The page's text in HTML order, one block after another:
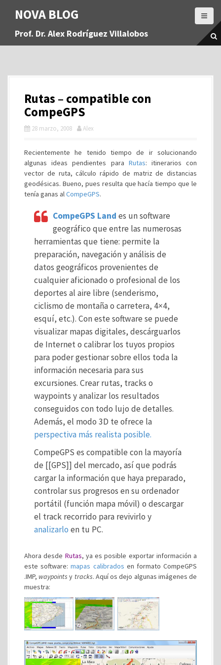
a
NOVA BLOG
Prof. Dr. Alex Rodríguez Villalobos
Rutas – compatible con
CompeGPS
28 marzo, 2008 Alex
Recientemente he tenido tiempo de ir solucionando
algunas ideas pendientes para Rutas: itinerarios con
vector de ruta, cálculo rápido de matriz de distancias
geodésicas. Bueno, pues resulta que hacía tiempo que le
tenía ganas alCompeGPS.
CompeGPS Land es un software
geográfico que entre las numerosas
herramientas que tiene: permite la
preparación, navegación y análisis de
datos geográficos provenientes de
cualquier aficionado o profesional de los
deportes al aire libre (senderismo,
ciclismo de montaña o carretera, 4×4,
esquí, etc.). Con este software se puede
visualizar mapas digitales, descárguarlos
de Internet o calibrar los tuyos propios
para poder gestionar sobre ellos toda la
información necesaria para sus
excursiones. Crear rutas, tracks o
waypoints y analizar los resultados
conseguidos con todo lujo de detalles.
Además, el modo 3D te ofrece la
perspectiva más realista posible.
CompeGPS es compatible con la mayoría
de [[GPS]] del mercado, así que podrás
cargar la información que haya preparado,
controlar sus progresos en su ordenador
portátil (función mapa móvil) o descargar
el track recorrido para revivirlo y
analizarlo en tu PC.
Ahora desde Rutas, ya es posible exportar información a
este software:mapas calibrados en formato CompeGPS
.IMP, waypoints y tracks. Aquí os dejo algunas imágenes de
muestra: